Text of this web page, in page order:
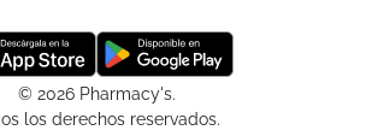
© 2026 Pharmacy's.
los derechos reservados.